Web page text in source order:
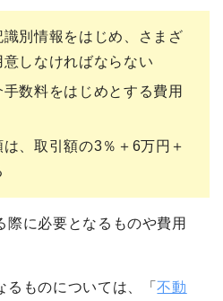
別情報をはじめ、さまざ
しなければならない
数料をはじめとする費用
、取引額の3％＋6万円＋
際に必要となるものや費用
るものについては、「不動